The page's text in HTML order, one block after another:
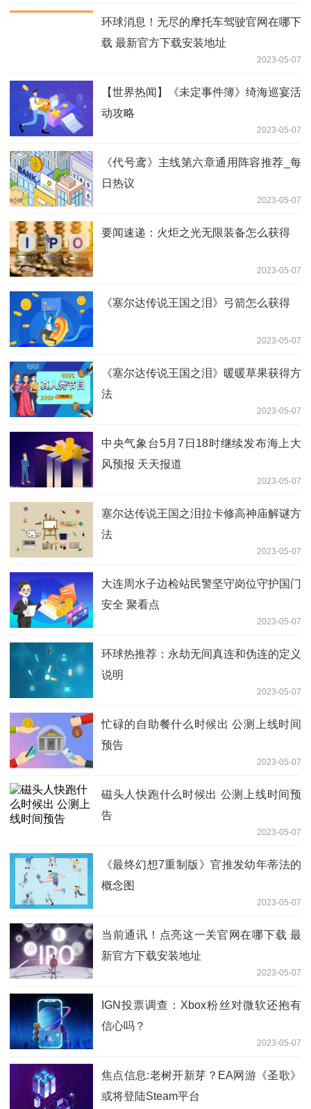
环球消息！无尽的摩托车驾驶官网在哪下
载 最新官方下载安装地址
2023-05-07
【世界热闻】《未定事件簿》绮海巡宴活
动攻略
2023-05-07
《代号鸢》主线第六章通用阵容推荐_每
日热议
2023-05-07
要闻速递：火炬之光无限装备怎么获得
2023-05-07
《塞尔达传说王国之泪》弓箭怎么获得
2023-05-07
《塞尔达传说王国之泪》暖暖草果获得方
法
2023-05-07
中央气象台5月7日18时继续发布海上大
风预报 天天报道
2023-05-07
塞尔达传说王国之泪拉卡修高神庙解谜方
法
2023-05-07
大连周水子边检站民警坚守岗位守护国门
安全 聚看点
2023-05-07
环球热推荐：永劫无间真连和伪连的定义
说明
2023-05-07
忙碌的自助餐什么时候出 公测上线时间
预告
2023-05-07
磁头人快跑什么时候出 公测上线时间预
告
2023-05-07
《最终幻想7重制版》官推发幼年蒂法的
概念图
2023-05-07
当前通讯！点亮这一关官网在哪下载 最
新官方下载安装地址
2023-05-07
IGN投票调查：Xbox粉丝对微软还抱有
信心吗？
2023-05-07
焦点信息:老树开新芽？EA网游《圣歌》
或将登陆Steam平台